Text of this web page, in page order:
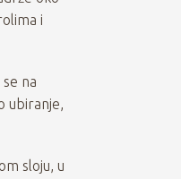
i
na
ubiranje,
sloju, u